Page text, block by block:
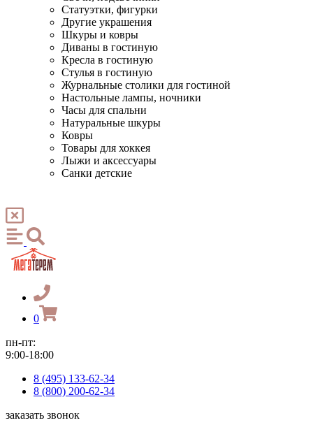
Статуэтки, фигурки
Другие украшения
Шкуры и ковры
Диваны в гостиную
Кресла в гостиную
Стулья в гостиную
Журнальные столики для гостиной
Настольные лампы, ночники
Часы для спальни
Натуральные шкуры
Ковры
Товары для хоккея
Лыжи и аксессуары
Санки детские
0
пн-пт:
9:00-18:00
8 (495) 133-62-34
8 (800) 200-62-34
заказать звонок